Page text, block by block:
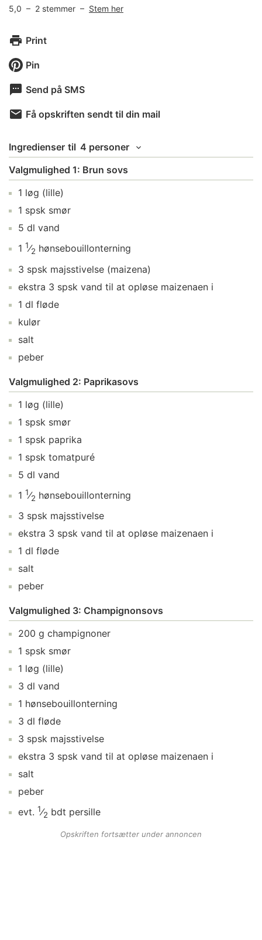
5,0 – 2 stemmer – Stem her
Print
Pin
Send på SMS
Få opskriften sendt til din mail
Ingredienser til 4 personer
Valgmulighed 1: Brun sovs
1 løg (lille)
1 spsk smør
5 dl vand
1 1⁄2 hønsebouillonterning
3 spsk majsstivelse (maizena)
ekstra 3 spsk vand til at opløse maizenaen i
1 dl fløde
kulør
salt
peber
Valgmulighed 2: Paprikasovs
1 løg (lille)
1 spsk smør
1 spsk paprika
1 spsk tomatpuré
5 dl vand
1 1⁄2 hønsebouillonterning
3 spsk majsstivelse
ekstra 3 spsk vand til at opløse maizenaen i
1 dl fløde
salt
peber
Valgmulighed 3: Champignonsovs
200 g champignoner
1 spsk smør
1 løg (lille)
3 dl vand
1 hønsebouillonterning
3 dl fløde
3 spsk majsstivelse
ekstra 3 spsk vand til at opløse maizenaen i
salt
peber
evt. 1⁄2 bdt persille
Opskriften fortsætter under annoncen